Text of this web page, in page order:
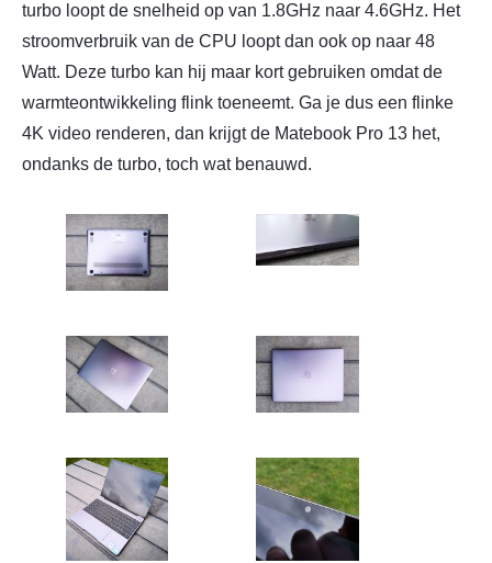
turbo loopt de snelheid op van 1.8GHz naar 4.6GHz. Het
stroomverbruik van de CPU loopt dan ook op naar 48
Watt. Deze turbo kan hij maar kort gebruiken omdat de
warmteontwikkeling flink toeneemt. Ga je dus een flinke
4K video renderen, dan krijgt de Matebook Pro 13 het,
ondanks de turbo, toch wat benauwd.